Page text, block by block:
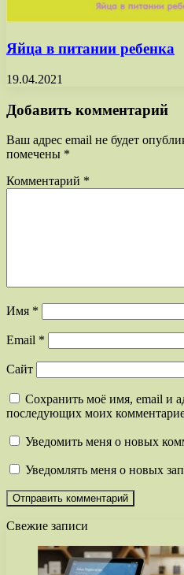
Яйца в питании ребенка
19.04.2021
Добавить комментарий
Ваш адрес email не будет
помечены *
Комментарий *
Имя *
Email *
Сайт
Сохранить моё имя, email и
последующих моих
Уведомить меня о новых
Уведомлять меня о новых
Свежие записи